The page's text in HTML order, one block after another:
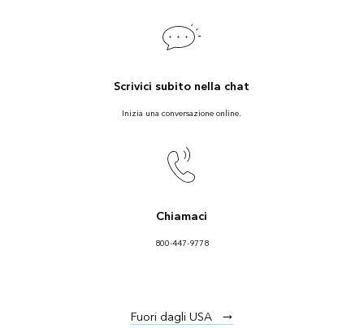
Scrivici subito nella chat
Inizia una conversazione online.
Chiamaci
800-447-9778
Fuori dagli USA